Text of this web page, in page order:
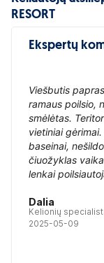
RESORT
Ekspertų
Viešbutis
ramaus poilsio,
smėlėtas.
vietiniai
baseinai,
čiuožyklas
lenkai
Dalia
Kelionių
2025-05-09